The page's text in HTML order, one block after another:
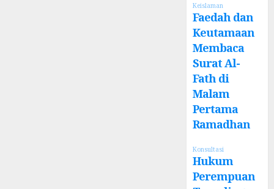
Keislaman
Faedah dan
Keutamaan
Membaca
Surat Al-
Fath di
Malam
Pertama
Ramadhan
Konsultasi
Hukum
Perempuan